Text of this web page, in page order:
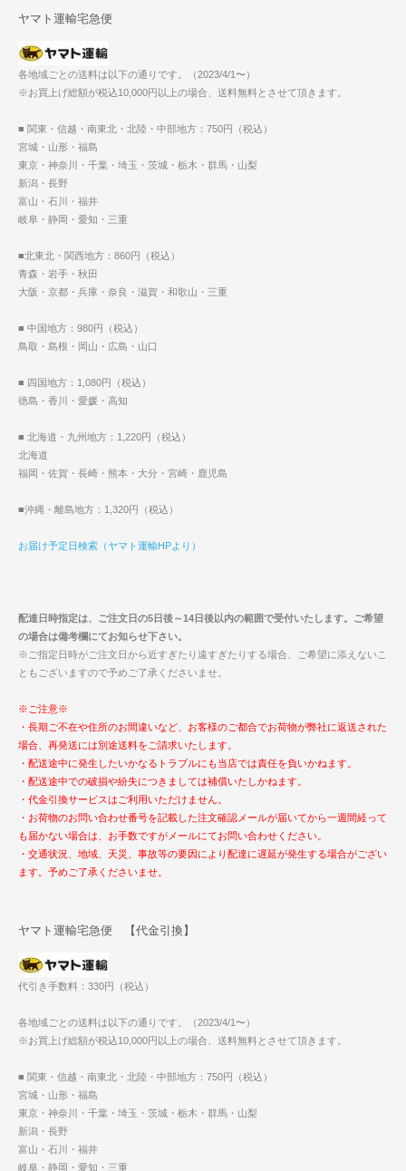
ヤマト運輸宅急便
各地域ごとの送料は以下の通りです。（2023/4/1〜）
※お買上げ総額が税込10,000円以上の場合、送料無料とさせて頂きます。
■ 関東・信越・南東北・北陸・中部地方：750円（税込）
宮城・山形・福島
東京・神奈川・千葉・埼玉・茨城・栃木・群馬・山梨
新潟・長野
富山・石川・福井
岐阜・静岡・愛知・三重
■北東北・関西地方：860円（税込）
青森・岩手・秋田
大阪・京都・兵庫・奈良・滋賀・和歌山・三重
■ 中国地方：980円（税込）
鳥取・島根・岡山・広島・山口
■ 四国地方：1,080円（税込）
徳島・香川・愛媛・高知
■ 北海道・九州地方：1,220円（税込）
北海道
福岡・佐賀・長崎・熊本・大分・宮崎・鹿児島
■沖縄・離島地方：1,320円（税込）
お届け予定日検索（ヤマト運輸HPより）
配達日時指定は、ご注文日の5日後～14日後以内の範囲で受付いたします。ご希望
の場合は備考欄にてお知らせ下さい。
※ご指定日時がご注文日から近すぎたり遠すぎたりする場合、ご希望に添えないこ
ともございますので予めご了承くださいませ。
※ご注意※
・長期ご不在や住所のお間違いなど、お客様のご都合でお荷物が弊社に返送された
場合、再発送には別途送料をご請求いたします。
・配送途中に発生したいかなるトラブルにも当店では責任を負いかねます。
・配送途中での破損や紛失につきましては補償いたしかねます。
・代金引換サービスはご利用いただけません。
・お荷物のお問い合わせ番号を記載した注文確認メールが届いてから一週間経って
も届かない場合は、お手数ですがメールにてお問い合わせください。
・交通状況、地域、天災、事故等の要因により配達に遅延が発生する場合がござい
ます。予めご了承くださいませ。
ヤマト運輸宅急便 【代金引換】
代引き手数料：330円（税込）
各地域ごとの送料は以下の通りです。（2023/4/1〜）
※お買上げ総額が税込10,000円以上の場合、送料無料とさせて頂きます。
■ 関東・信越・南東北・北陸・中部地方：750円（税込）
宮城・山形・福島
東京・神奈川・千葉・埼玉・茨城・栃木・群馬・山梨
新潟・長野
富山・石川・福井
岐阜・静岡・愛知・三重